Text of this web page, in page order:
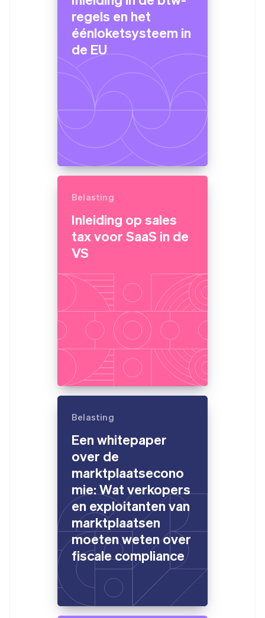
regels en het
éénloketsysteem in
de EU
Belasting
Inleiding op sales
tax voor SaaS in de
VS
Belasting
Een whitepaper
over de
marktplaatsecono
mie: Wat verkopers
en exploitanten van
marktplaatsen
moeten weten over
fiscale compliance